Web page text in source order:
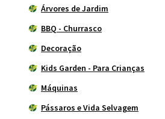
Árvores de Jardim
BBQ - Churrasco
Decoração
Kids Garden - Para Crianças
Máquinas
Pássaros e Vida Selvagem